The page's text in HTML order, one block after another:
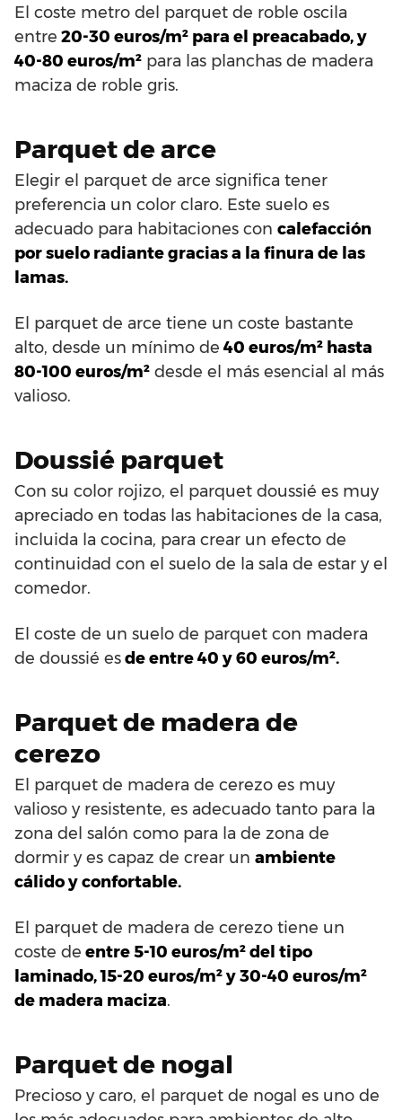
El coste metro del parquet de roble oscila
entre 20-30 euros/m² para el preacabado, y
40-80 euros/m² para las planchas de madera
maciza de roble gris.
Parquet de arce
Elegir el parquet de arce significa tener
preferencia un color claro. Este suelo es
adecuado para habitaciones con calefacción
por suelo radiante gracias a la finura de las
lamas.
El parquet de arce tiene un coste bastante
alto, desde un mínimo de 40 euros/m² hasta
80-100 euros/m² desde el más esencial al más
valioso.
Doussié parquet
Con su color rojizo, el parquet doussié es muy
apreciado en todas las habitaciones de la casa,
incluida la cocina, para crear un efecto de
continuidad con el suelo de la sala de estar y el
comedor.
El coste de un suelo de parquet con madera
de doussié esde entre 40 y 60 euros/m².
Parquet de madera de
cerezo
El parquet de madera de cerezo es muy
valioso y resistente, es adecuado tanto para la
zona del salón como para la de zona de
dormir y es capaz de crear un ambiente
cálido y confortable.
El parquet de madera de cerezo tiene un
coste de entre 5-10 euros/m² del tipo
laminado, 15-20 euros/m² y 30-40 euros/m²
de madera maciza.
Parquet de nogal
Precioso y caro, el parquet de nogal es uno de